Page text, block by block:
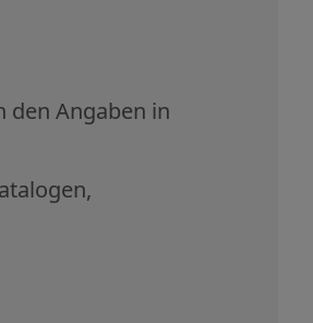
den Angaben in